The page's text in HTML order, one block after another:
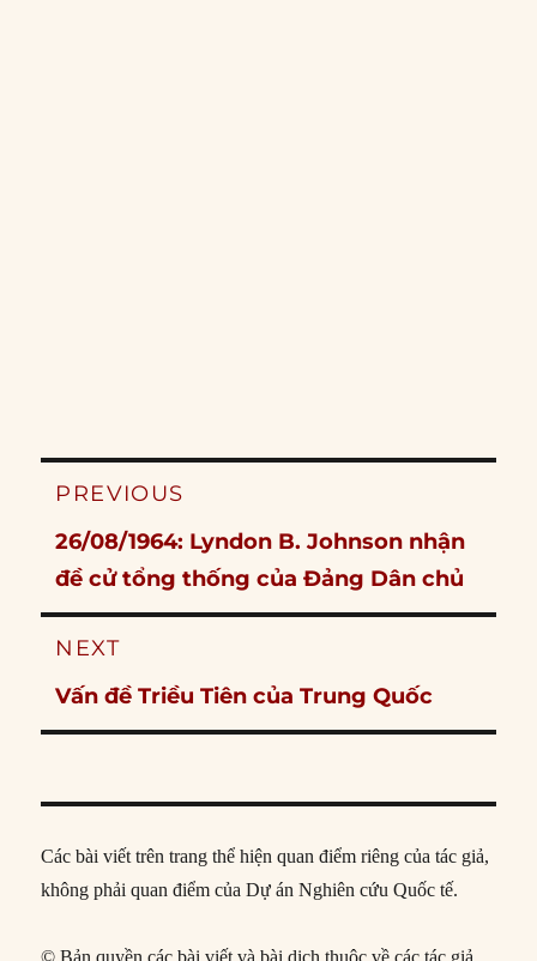
Post
PREVIOUS
Previous
post:
26/08/1964: Lyndon B. Johnson nhận
đề cử tổng thống của Đảng Dân chủ
NEXT
Next
post:
Vấn đề Triều Tiên của Trung Quốc
Các bài viết trên trang thể hiện quan điểm riêng của tác giả,
không phải quan điểm của Dự án Nghiên cứu Quốc tế.
© Bản quyền các bài viết và bài dịch thuộc về các tác giả,